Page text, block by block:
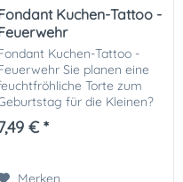
Kuchen-Tattoo -
Kuchen-Tattoo -
Sie planen eine
Torte zum
für die Kleinen?
mehrstöckigen Torten
oder einfach auf einem
€ *
Merken